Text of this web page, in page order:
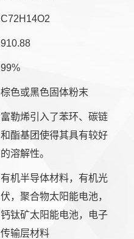
C72H14O2
910.88
99%
棕色或黑色固体粉末
富勒烯引入了苯环、碳链
和酯基团使得其具有较好
的溶解性。
有机半导体材料，有机光
伏，聚合物太阳能电池，
钙钛矿太阳能电池，电子
传输层材料